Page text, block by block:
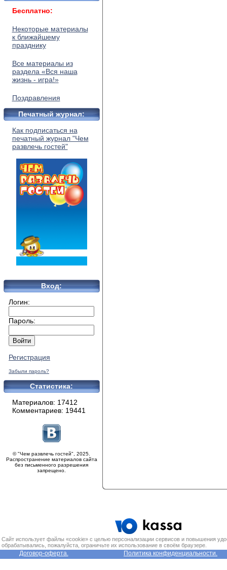
Бесплатно:
Некоторые материалы
к ближайшему
празднику
Все материалы из
раздела «Вся наша
жизнь - игра!»
Поздравления
Печатный журнал:
Как подписаться на
печатный журнал "Чем
развлечь гостей"
Вход:
Логин:
Пароль:
Регистрация
Забыли пароль?
Статистика:
Материалов: 17412
Комментариев: 19441
© "Чем развлечь гостей", 2025.
Распространение материалов сайта
без письменного разрешения
запрещено.
Сайт использует файлы «cookie» с целью персонализации сервисов и повышения
обрабатывались, пожалуйста, ограничьте их использование в своём браузере.
Договор-оферта. Политика конфиденциальности.